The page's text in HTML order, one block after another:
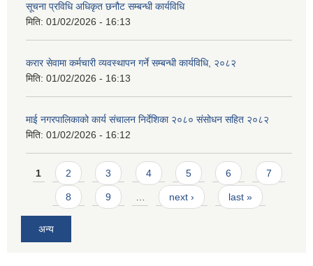
सूचना प्रविधि अधिकृत छनौट सम्बन्धी कार्यविधि
मिति: 01/02/2026 - 16:13
करार सेवामा कर्मचारी व्यवस्थापन गर्ने सम्बन्धी कार्यविधि, २०८२
मिति: 01/02/2026 - 16:13
माई नगरपालिकाको कार्य संचालन निर्देशिका २०८० संसोधन सहित २०८२
मिति: 01/02/2026 - 16:12
Pages
1 2 3 4 5 6 7
8 9 next › last »
अन्य